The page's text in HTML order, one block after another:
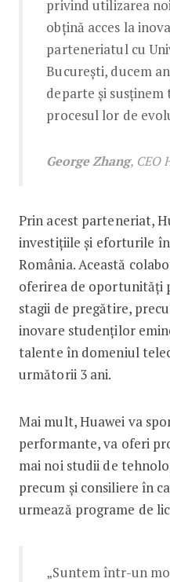
privind utilizarea
obțină acces la
parteneriatul cu
București, ducem
departe și
procesul lor de
George Zhang, CEO
Prin acest parteneriat,
investițiile și eforturile
România. Această
oferirea de oportunități
stagii de pregătire,
inovare studenților
talente în domeniul
următorii 3 ani.
Mai mult, Huawei va
performante, va oferi
mai noi studii de
precum și consiliere în
urmează programe de
„Suntem într-un